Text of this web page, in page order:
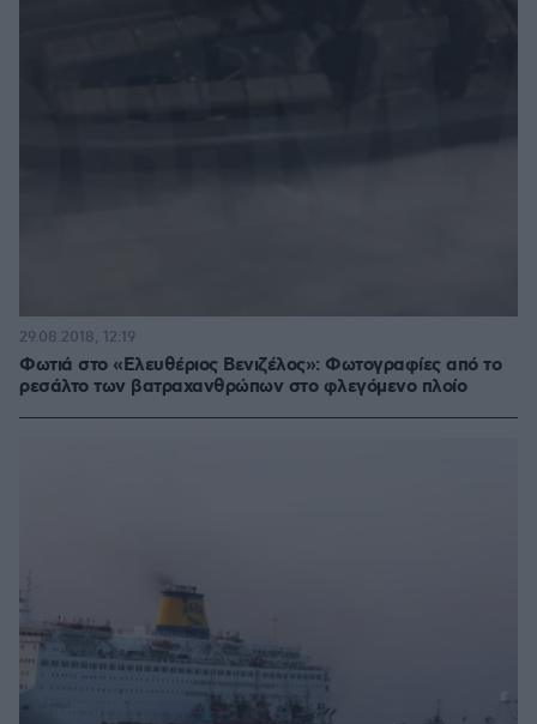
Φωτιά στο «Ελευθέριος Βενιζέλος»: Φωτογραφίες από το
ρεσάλτο των βατραχανθρώπων στο φλεγόμενο πλοίο
29.08.2018, 12:19